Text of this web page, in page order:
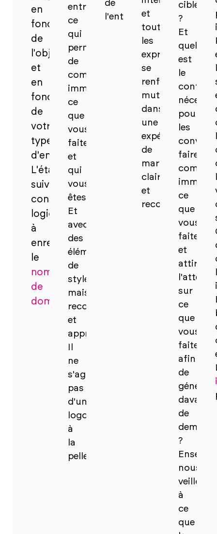
en
fonction
de
l'objectif
et
en
fonction
de
votre
type
d'entreprise.
L'étape
suivante
consiste
logiquement
à
enregistrer
le
nom
de
domaine
entreprise,
ce
qui
permet
de
comprendre
immédiatement
ce
que
vous
faites
et
qui
vous
êtes.
Et
avec
des
éléments
de
style
maison
reconnaissables
et
appropriés.
ne
s'agit
pas
d'un
logo
à
la
pelle.
de
l'entreprise.
et
toutes
les
expressions
se
renforcent
mutuellement
dans
une
expérience
de
marque
claire
et
reconnaissable.
cible
?
Et
quel
est
le
contenu
pour
les
faire
ce
que
vous
faites
et
attirer
sur
ce
que
vous
faites
afin
de
générer
de
?
nous
veillons
à
ce
que